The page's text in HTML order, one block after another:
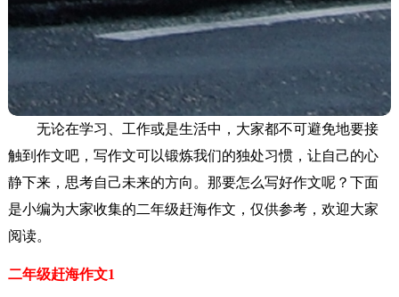
无论在学习、工作或是生活中，大家都不可避免地要接
触到作文吧，写作文可以锻炼我们的独处习惯，让自己的心
静下来，思考自己未来的方向。那要怎么写好作文呢？下面
是小编为大家收集的二年级赶海作文，仅供参考，欢迎大家
阅读。
二年级赶海作文1